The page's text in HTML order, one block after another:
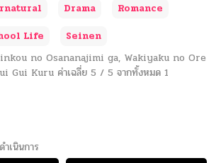
Drama
Romance
Life
Seinen
no Osananajimi ga, Wakiyaku no Ore
Gui Kuru ค่าเฉลี่ย 5 / 5 จากทั้งหมด 1
ำเนินการ